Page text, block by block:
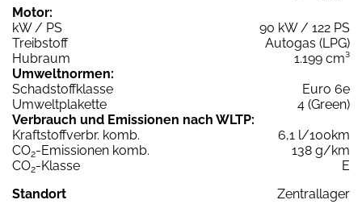
Motor:
kW / PS
90 kW / 122 PS
Treibstoff
Autogas (LPG)
Hubraum
1.199 cm³
Umweltnormen:
Schadstoffklasse
Euro 6e
Umweltplakette
4 (Green)
Verbrauch und Emissionen nach WLTP:
Kraftstoffverbr. komb.
6,1 l/100km
CO2-Emissionen komb.
138 g/km
CO2-Klasse
E
Standort
Zentrallager